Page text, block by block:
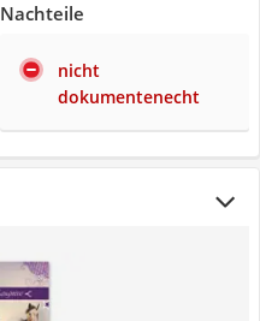
Nachteile
nicht
dokumentenecht